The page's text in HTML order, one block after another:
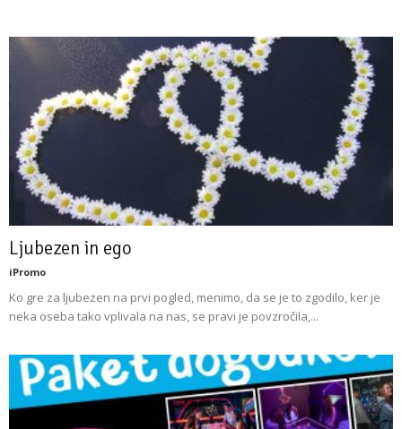
Ljubezen in ego
iPromo
Ko gre za ljubezen na prvi pogled, menimo, da se je to zgodilo, ker je
neka oseba tako vplivala na nas, se pravi je povzročila,...